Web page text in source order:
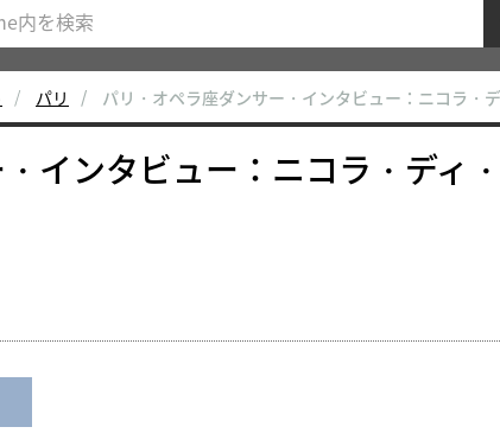
パリ パリ・オペラ座ダンサー・インタビュー：ニコラ・
インタビュー：ニコラ・ディ・